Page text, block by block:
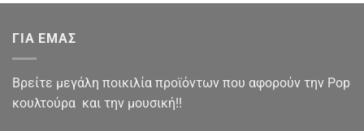
ΓΙΑ ΕΜΑΣ
Βρείτε μεγάλη ποικιλία προϊόντων που αφορούν την Pop
κουλτούρα και την μουσική!!